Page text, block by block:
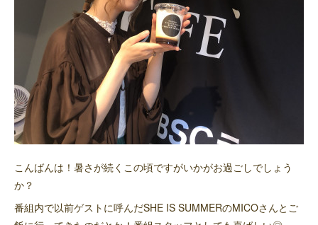
こんばんは！暑さが続くこの頃ですがいかがお過ごしでしょう
か？
番組内で以前ゲストに呼んだSHE IS SUMMERのMICOさんとご